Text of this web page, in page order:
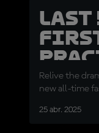
first
Relive the
new all-time
25 abr. 2025